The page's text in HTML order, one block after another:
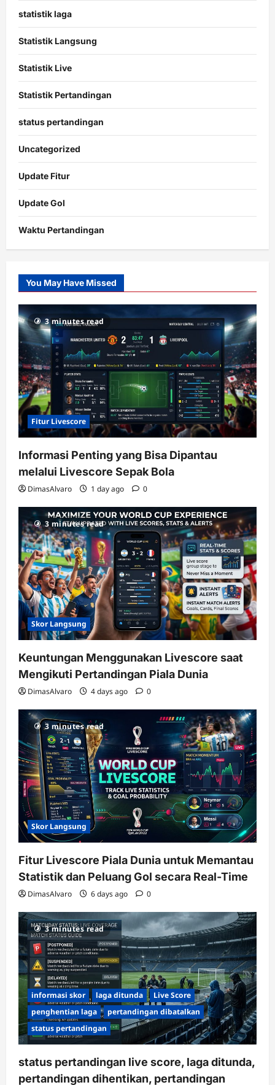
statistik laga
Statistik Langsung
Statistik Live
Statistik Pertandingan
status pertandingan
Uncategorized
Update Fitur
Update Gol
Waktu Pertandingan
Slot
Gacor
RTP
terupdate
You May Have Missed
3 minutes read
Fitur Livescore
Informasi Penting yang Bisa Dipantau
melalui Livescore Sepak Bola
DimasAlvaro 1 day ago 0
3 minutes read
Skor Langsung
Keuntungan Menggunakan Livescore saat
Mengikuti Pertandingan Piala Dunia
DimasAlvaro 4 days ago 0
3 minutes read
Skor Langsung
Fitur Livescore Piala Dunia untuk Memantau
Statistik dan Peluang Gol secara Real-Time
DimasAlvaro 6 days ago 0
3 minutes read
informasi skor laga ditunda
Live Score
penghentian laga
pertandingan dibatalkan
status pertandingan
status pertandingan live score, laga ditunda,
pertandingan dihentikan, pertandingan